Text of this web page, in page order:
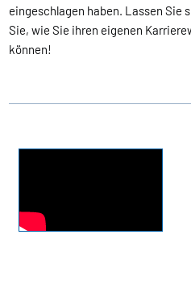
eingeschlagen haben. Lassen Sie
Sie, wie Sie ihren eigenen
können!